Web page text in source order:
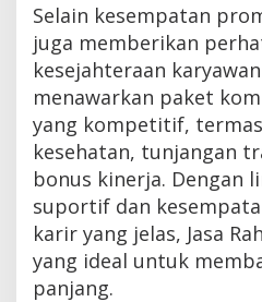
Selain kesempatan
juga memberikan
kesejahteraan
menawarkan paket
yang kompetitif,
kesehatan, tunjangan
bonus kinerja. Dengan
suportif dan
karir yang jelas, Jasa
yang ideal untuk
panjang.